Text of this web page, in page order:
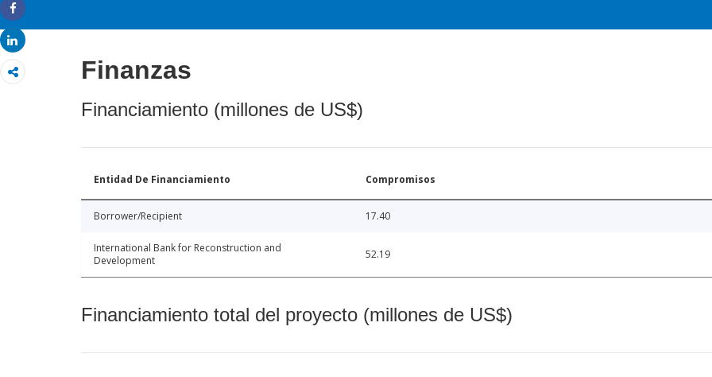
Share
Share
Finanzas
Financiamiento (millones de US$)
Entidad De Financiamiento Compromisos
Borrower/Recipient 17.40
International Bank for Reconstruction and
Development
52.19
Financiamiento total del proyecto (millones de US$)